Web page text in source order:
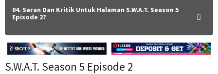
04. Saran Dan Kritik Untuk Halaman S.W.A.T. Season 5
Episode 2?
S.W.A.T. Season 5 Episode 2